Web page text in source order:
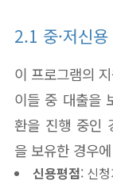
2.1 중·저신
이 프로그램의
이들 중 대출을
환을 진행 중인
을 보유한 경우
신용평점: 신